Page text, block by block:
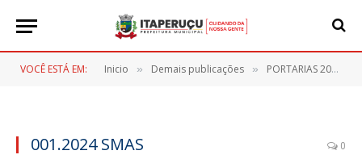
VOCÊ ESTÁ EM: Inicio » Demais publicações » PORTARIAS 2024
001.2024 SMAS 0